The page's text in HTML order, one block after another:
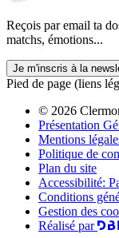
Reçois par email ta
matchs, émotions...
Je m'inscris à la
Pied de page (liens
© 2026
Présentation
Mentions
Politique de
Plan du site
Accessibilité:
Conditions
Gestion des
Réalisé par